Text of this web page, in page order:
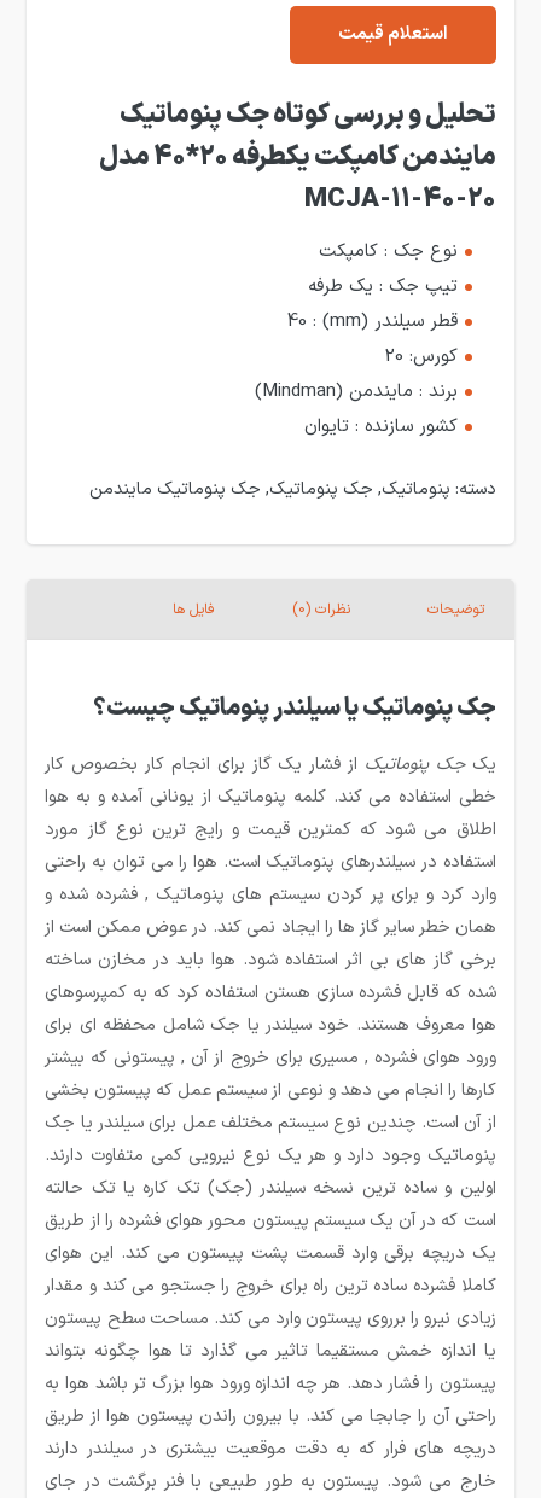
استعلام قیمت
تحلیل و بررسی کوتاه جک پنوماتیک
مایندمن کامپکت یکطرفه 20*40 مدل
MCJA-11-40-20
نوع جک : کامپکت
تیپ جک : یک طرفه
قطر سیلندر (mm) : 40
کورس: 20
برند : مایندمن (Mindman)
کشور سازنده : تایوان
دسته: پنوماتیک, جک پنوماتیک, جک پنوماتیک مایندمن
توضیحات نظرات (0) فایل ها
جک پنوماتیک یا سیلندر پنوماتیک چیست؟
یکجک پنوماتیک از فشار یک گاز برای انجام کار بخصوص کار
خطی استفاده می کند. کلمه پنوماتیک از یونانی آمده و به هوا
اطلاق می شود که کمترین قیمت و رایج ترین نوع گاز مورد
استفاده در سیلندرهای پنوماتیک است. هوا را می توان به راحتی
وارد کرد و برای پر کردن سیستم های پنوماتیک , فشرده شده و
همان خطر سایر گاز ها را ایجاد نمی کند. در عوض ممکن است از
برخی گاز های بی اثر استفاده شود. هوا باید در مخازن ساخته
شده که قابل فشرده سازی هستن استفاده کرد که به کمپرسوهای
هوا معروف هستند. خود سیلندر یا جک شامل محفظه ای برای
ورود هوای فشرده , مسیری برای خروج از آن , پیستونی که بیشتر
کارها را انجام می دهد و نوعی از سیستم عمل که پیستون بخشی
از آن است. چندین نوع سیستم مختلف عمل برای سیلندر یا جک
پنوماتیک وجود دارد و هر یک نوع نیرویی کمی متفاوت دارند.
اولین و ساده ترین نسخه سیلندر (جک) تک کاره یا تک حالته
است که در آن یک سیستم پیستون محور هوای فشرده را از طریق
یک دریچه برقی وارد قسمت پشت پیستون می کند. این هوای
کاملا فشرده ساده ترین راه برای خروج را جستجو می کند و مقدار
زیادی نیرو را برروی پیستون وارد می کند. مساحت سطح پیستون
یا اندازه خمش مستقیما تاثیر می گذارد تا هوا چگونه بتواند
پیستون را فشار دهد. هر چه اندازه ورود هوا بزرگ تر باشد هوا به
راحتی آن را جابجا می کند. با بیرون راندن پیستون هوا از طریق
دریچه های فرار که به دقت موقعیت بیشتری در سیلندر دارند
خارج می شود. پیستون به طور طبیعی با فنر برگشت در جای